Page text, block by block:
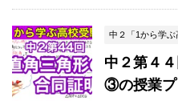
中２「1から学ぶ
中２第４
③の授業プ